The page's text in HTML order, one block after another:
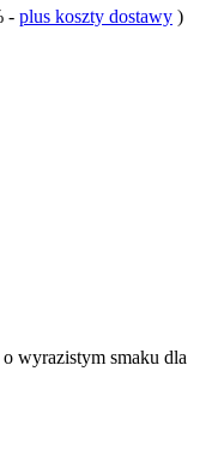
- plus koszty dostawy )
o wyrazistym smaku dla